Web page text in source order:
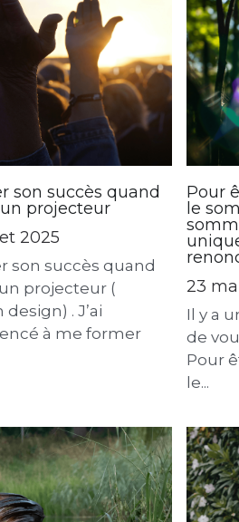
son succès quand
projecteur
2025
son succès quand
projecteur (
Pour
le
23
Il y a
Pour
le...